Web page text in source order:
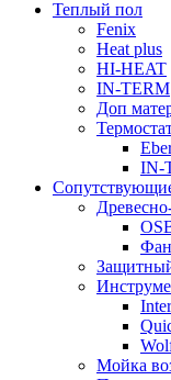
Теплый пол
Fenix
Heat plus
HI-HEAT
IN-TERM
Доп
IN-
Мойка